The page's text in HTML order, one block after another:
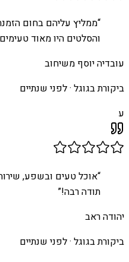
“ממליץ עליהם בחום
והסלטים היו מאוד
עובדיה יוסף משיחוב
ביקורת בגוגל ·לפני שנתיים
ע
“אוכל טעים ובשפע,
תודה רבה!”
יהודה ראב
ביקורת בגוגל ·לפני שנתיים